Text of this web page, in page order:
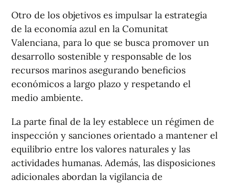
Otro de los objetivos es impulsar la estrategia
de la economía azul en la Comunitat
Valenciana, para lo que se busca promover un
desarrollo sostenible y responsable de los
recursos marinos asegurando beneficios
económicos a largo plazo y respetando el
medio ambiente.
La parte final de la ley establece un régimen de
inspección y sanciones orientado a mantener el
equilibrio entre los valores naturales y las
actividades humanas. Además, las disposiciones
adicionales abordan la vigilancia de